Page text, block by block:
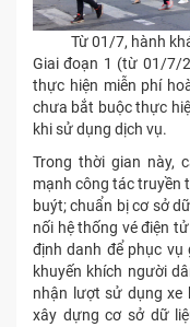
Từ 01/7, hành
Giai đoạn 1 (từ 01/7/
thực hiện miễn phí
chưa bắt buộc thực
khi sử dụng dịch vụ.
Trong thời gian này,
mạnh công tác truyền
buýt; chuẩn bị cơ sở
nối hệ thống vé điện
định danh để phục vụ
khuyến khích người
nhận lượt sử dụng xe
xây dựng cơ sở dữ